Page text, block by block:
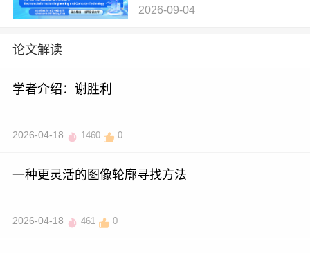
2026-09-04
论文解读
学者介绍：谢胜利
2026-04-18 1460 0
一种更灵活的图像轮廓寻找方法
2026-04-18 461 0